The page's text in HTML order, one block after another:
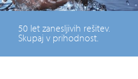
50 let zanesljivih rešitev.
Skupaj v prihodnost.